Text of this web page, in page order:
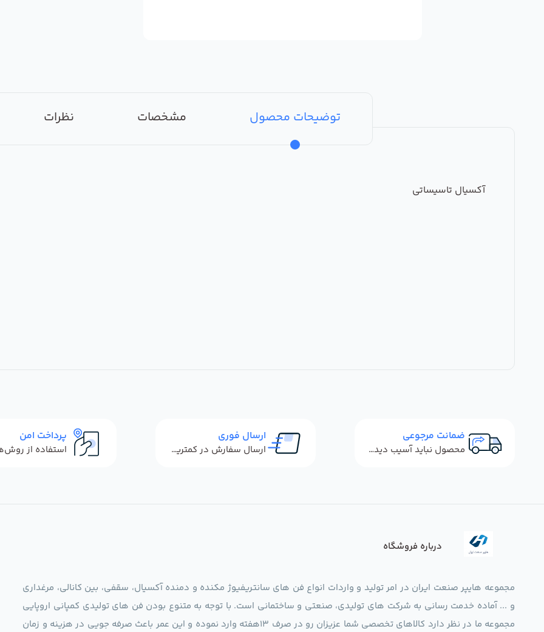
توضیحات محصول مشخصات نظرات
آکسیال تاسیساتی
ضمانت مرجوعی
محصول نباید آسیب دیده باشد
ارسال فوری
ارسال سفارش در کمترین زمان ممکن
پرداخت امن
درباره فروشگاه
مجموعه هایپر صنعت ایران در امر تولید و واردات انواع فن های سانتریفیوژ مکنده و دمنده آکسیال، سقفی، بین کانالی، مرغداری
و ... آماده خدمت رسانی به شرکت های تولیدی، صنعتی و ساختمانی است. با توجه به متنوع بودن فن های تولیدی کمپانی اروپایی
مجموعه ما در نظر دارد کالاهای تخصصی شما عزیزان رو در صرف 13هفته وارد نموده و این عمر باعث صرفه جویی در هزینه و زمان